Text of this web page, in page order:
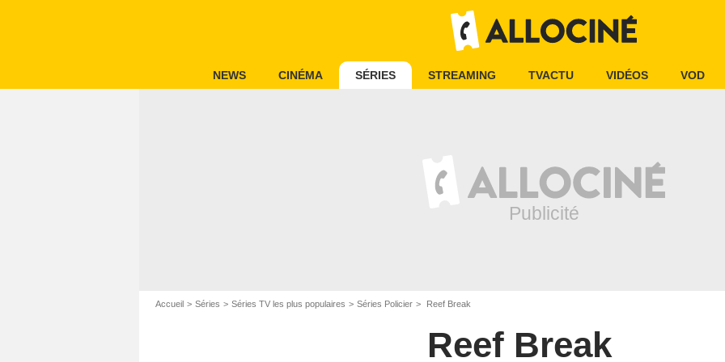
NEWS CINÉMA SÉRIES STREAMING TVACTU VIDÉOS VOD
Accueil Séries Séries TV les plus populaires Séries Policier Reef Break
Reef Break